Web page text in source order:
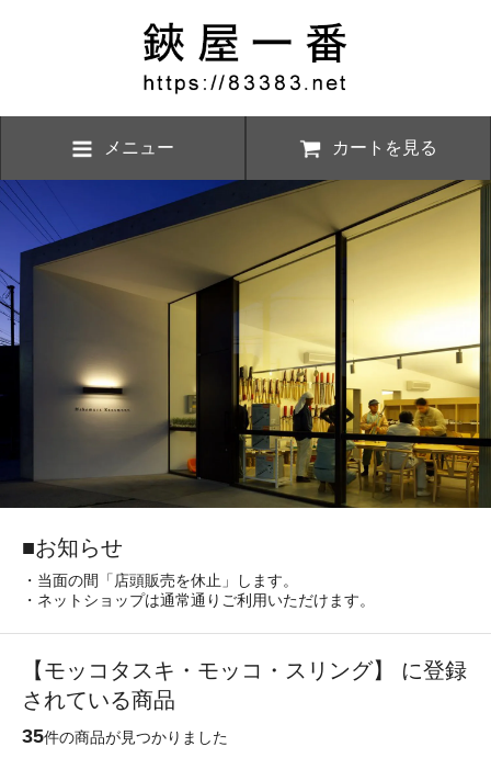
メニュー カートを見る
■お知らせ
・当面の間「店頭販売を休止」します。
・ネットショップは通常通りご利用いただけます。
【モッコタスキ・モッコ・スリング】 に登録
されている商品
35件の商品が見つかりました